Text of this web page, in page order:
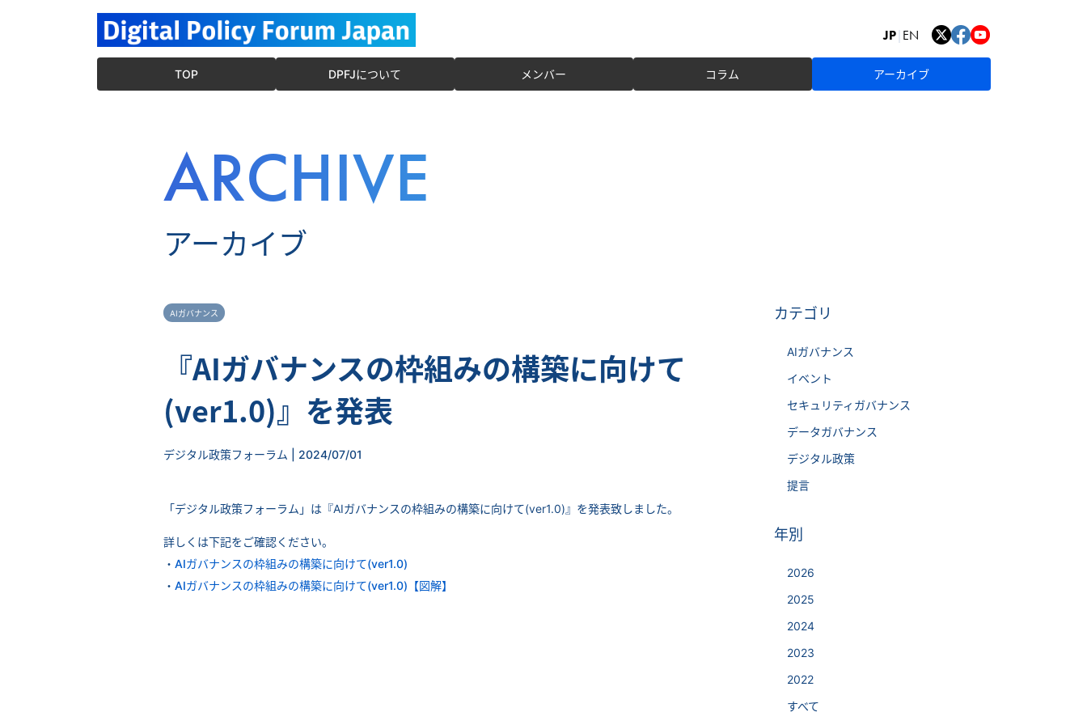
JP| EN
TOP DPFJについて メンバー コラム アーカイブ
ARCHIVE
アーカイブ
AIガバナンス
『AIガバナンスの枠組みの構築に向けて
(ver1.0)』を発表
デジタル政策フォーラム | 2024/07/01
「デジタル政策フォーラム」は『AIガバナンスの枠組みの構築に向けて(ver1.0)』を発表致しました。
詳しくは下記をご確認ください。
・ AIガバナンスの枠組みの構築に向けて(ver1.0)
・ AIガバナンスの枠組みの構築に向けて(ver1.0)【図解】
カテゴリ
AIガバナンス
イベント
セキュリティガバナンス
データガバナンス
デジタル政策
提言
年別
2026
2025
2024
2023
2022
すべて